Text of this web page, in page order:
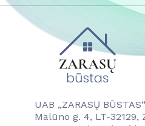
UAB „ZARASŲ BŪSTAS“
Malūno g. 4, LT-32129,